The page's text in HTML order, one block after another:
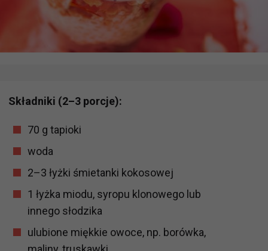
Składniki (2–3 porcje):
70 g tapioki
woda
2–3 łyżki śmietanki kokosowej
1 łyżka miodu, syropu klonowego lub
innego słodzika
ulubione miękkie owoce, np. borówka,